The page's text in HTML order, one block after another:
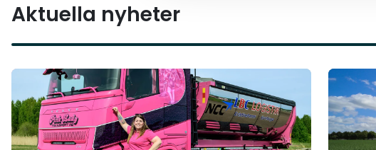
Aktuella nyheter
Läs mer Läs mer